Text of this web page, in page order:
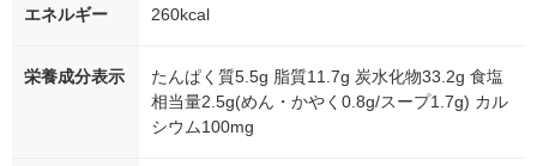
エネルギー 260kcal
栄養成分表示
たんぱく質5.5g 脂質11.7g 炭水化物33.2g 食塩
相当量2.5g(めん・かやく0.8g/スープ1.7g) カル
シウム100mg